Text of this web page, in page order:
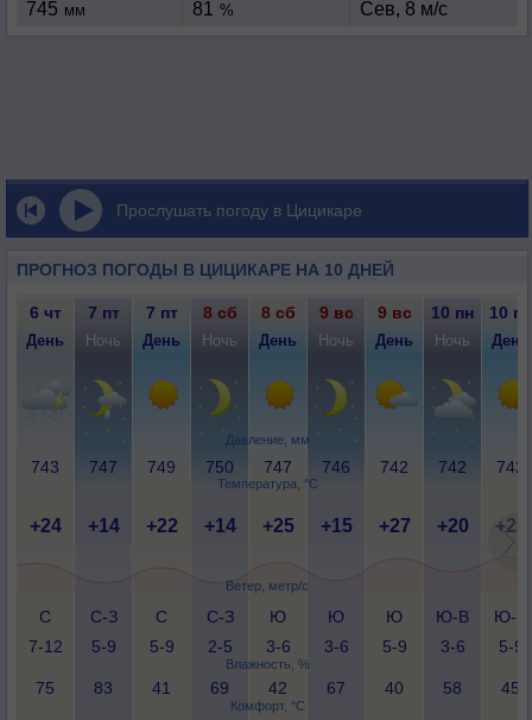
745 мм 81 % Сев, 8 м/с
Прослушать погоду в Цицикаре
ПРОГНОЗ ПОГОДЫ В ЦИЦИКАРЕ НА 10 ДНЕЙ
Давление, мм
Температура, °C
Ветер, метр/с
Влажность, %
Комфорт, °C
6 чт 7 пт 7 пт 8 сб 8 сб 9 вс 9 вс 10 пн 10 пн
День Ночь День Ночь День Ночь День Ночь День
743 747 749 750 747 746 742 742 742
+24 +14 +22 +14 +25 +15 +27 +20 +28
С
7-12
С-З
5-9
С
5-9
С-З
2-5
Ю
3-6
Ю
3-6
Ю
5-9
Ю-В
3-6
Ю-В
5-9
75 83 41 69 42 67 40 58 45